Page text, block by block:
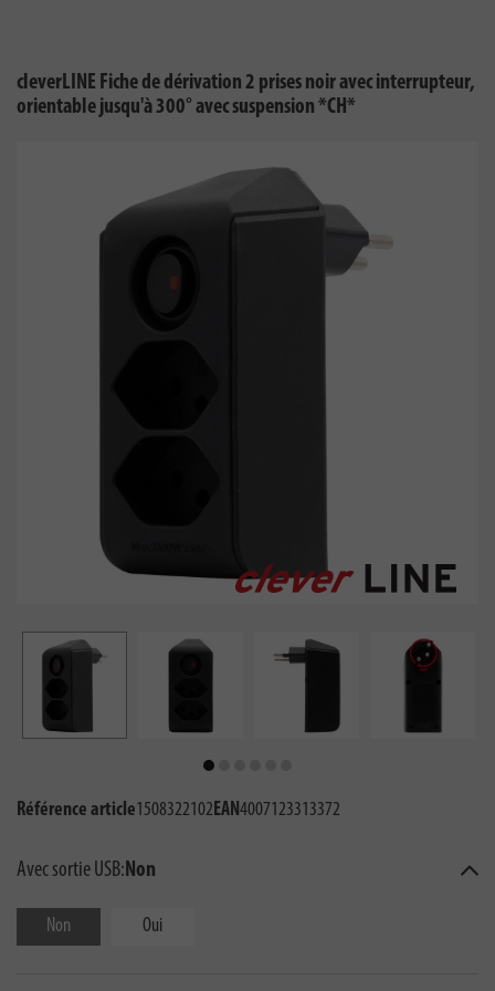
cleverLINE Fiche de dérivation 2 prises noir avec interrupteur,
orientable jusqu'à 300° avec suspension *CH*
Référence article1508322102EAN4007123313372
Avec sortie USB:Non
Non Oui